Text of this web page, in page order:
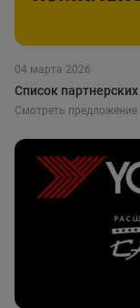
04 марта 2026
Список
Смотреть предложение